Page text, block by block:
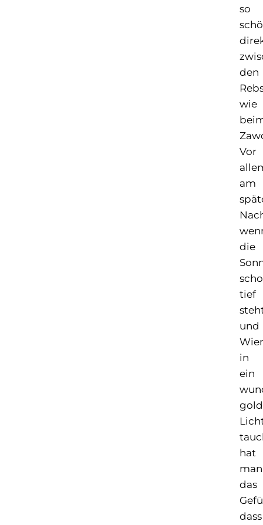
so
den
wie
Vor
am
die
tief
und
in
ein
hat
man
das
dass